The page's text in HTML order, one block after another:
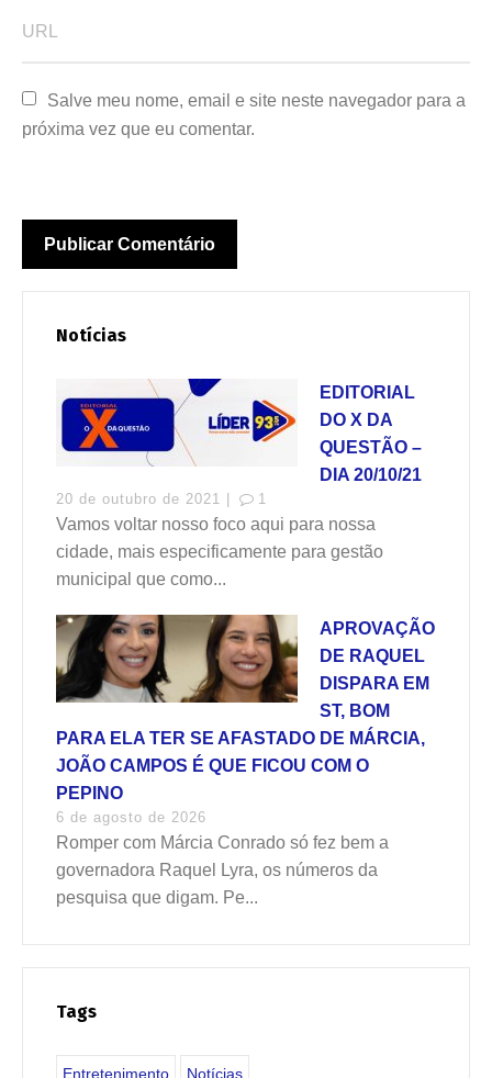
Salve meu nome, email e site neste navegador para a
próxima vez que eu comentar.
Notícias
EDITORIAL
DO X DA
QUESTÃO –
DIA 20/10/21
20 de outubro de 2021 | 1
Vamos voltar nosso foco aqui para nossa
cidade, mais especificamente para gestão
municipal que como...
APROVAÇÃO
DE RAQUEL
DISPARA EM
ST, BOM
PARA ELA TER SE AFASTADO DE MÁRCIA,
JOÃO CAMPOS É QUE FICOU COM O
PEPINO
6 de agosto de 2026
Romper com Márcia Conrado só fez bem a
governadora Raquel Lyra, os números da
pesquisa que digam. Pe...
Tags
Entretenimento Notícias